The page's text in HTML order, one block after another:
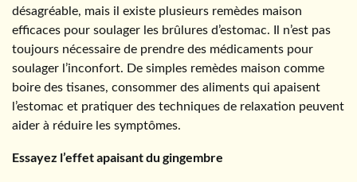
désagréable, mais il existe plusieurs remèdes maison
efficaces pour soulager les brûlures d’estomac. Il n’est pas
toujours nécessaire de prendre des médicaments pour
soulager l’inconfort. De simples remèdes maison comme
boire des tisanes, consommer des aliments qui apaisent
l’estomac et pratiquer des techniques de relaxation peuvent
aider à réduire les symptômes.
Essayez l’effet apaisant du gingembre